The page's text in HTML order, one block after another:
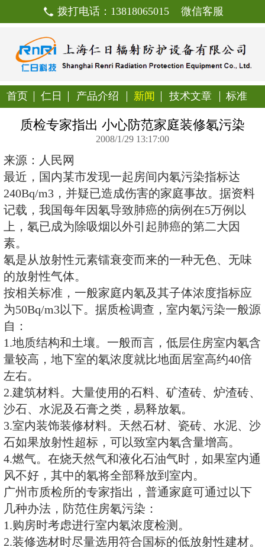
拨打电话：13818065015
产品介绍 新闻
质检专家指出 小心防范家庭
2008/1/29 13:17:00
来源：人民网
最近，国内某市发现一起房间内氡
240Bq/m3，并疑已造成伤害的家
记载，我国每年因氡导致肺癌的病
上，氡已成为除吸烟以外引起肺癌
素。
氡是从放射性元素镭衰变而来的一
的放射性气体。
按相关标准，一般家庭内氡及其子
为50Bq/m3以下。据质检调查，室
自：
1.地质结构和土壤。一般而言，低
量较高，地下室的氡浓度就比地面
左右。